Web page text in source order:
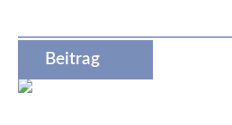
Beitrag